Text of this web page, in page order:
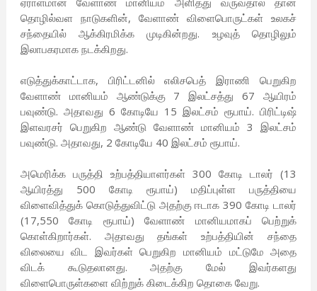
தொழில்வள நாடுகளின், வேளாண் விளைபொருட்கள் உலகச்
சந்தையில் ஆக்கிரமிக்க முடிகின்றது. உழவுத் தொழிலும்
இலாபகரமாக நடக்கிறது.
எடுத்துக்காட்டாக, பிரிட்டனில் எலிசபெத் இராணி பெறுகிற
வேளாண் மானியம் ஆண்டுக்கு 7 இலட்சத்து 67 ஆயிரம்
பவுண்டு. அதாவது 6 கோடியே 15 இலட்சம் ரூபாய். பிரிட்டிஷ்
இளவரசர் பெறுகிற ஆண்டு வேளாண் மானியம் 3 இலட்சம்
பவுண்டு. அதாவது, 2 கோடியே 40 இலட்சம் ரூபாய்.
அமெரிக்க பருத்தி உற்பத்தியாளர்கள் 300 கோடி டாலர் (13
ஆயிரத்து 500 கோடி ரூபாய்) மதிப்புள்ள பருத்தியை
விளைவித்துக் கொடுத்துவிட்டு அதற்கு ஈடாக 390 கோடி டாலர்
(17,550 கோடி ரூபாய்) வேளாண் மானியமாகப் பெற்றுக்
கொள்கிறார்கள். அதாவது தங்கள் உற்பத்தியின் சந்தை
விலையை விட இவர்கள் பெறுகிற மானியம் மட்டுமே அதை
விடக் கூடுதலானது. அதற்கு மேல் இவர்களது
விளைபொருள்களை விற்றுக் கிடைக்கிற தொகை வேறு.